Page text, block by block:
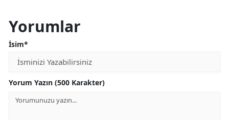
Yorumlar
İsim*
Yorum Yazın (500 Karakter)